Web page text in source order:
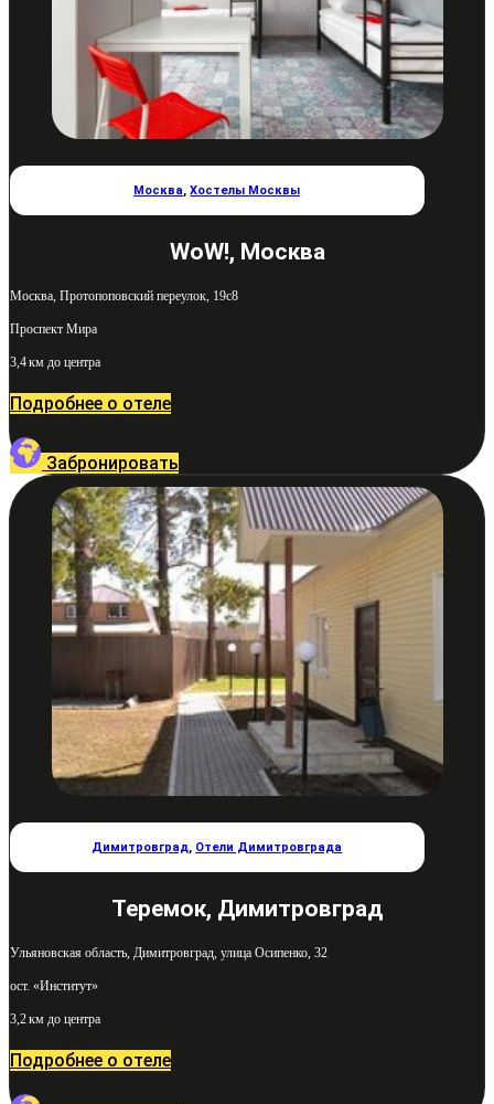
Москва,Хостелы Москвы
WoW!, Москва
Москва, Протопоповский переулок, 19с8
Проспект Мира
3,4 км до центра
Подробнее о отеле
Забронировать
Димитровград, Отели Димитровграда
Теремок, Димитровград
Ульяновская область, Димитровград, улица Осипенко, 32
ост. «Институт»
3,2 км до центра
Подробнее о отеле